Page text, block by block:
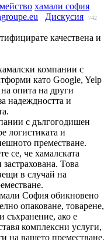
хамали софия
Дискусия
742
качествена и
компании с
като Google, Yelp
опита на други
надеждността и
с дългогодишен
логистиката и
преместване.
се, че хамалската
Това
в случай на
София обикновено
опаковане, товарене,
съхранение, ако е
комплексни услуги,
на вашето преместване.